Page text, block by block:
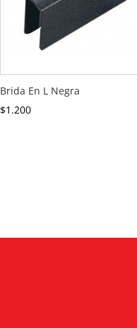
Brida En L Negra
$1.200